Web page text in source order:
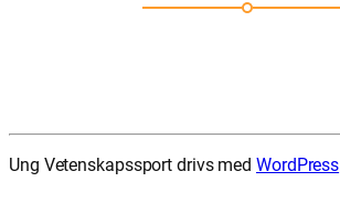
Ung Vetenskapssport drivs med WordPress